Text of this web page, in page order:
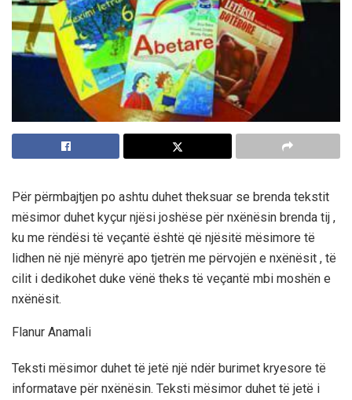
Për përmbajtjen po ashtu duhet theksuar se brenda tekstit
mësimor duhet kyçur njësi joshëse për nxënësin brenda tij ,
ku me rëndësi të veçantë është që njësitë mësimore të
lidhen në një mënyrë apo tjetrën me përvojën e nxënësit , të
cilit i dedikohet duke vënë theks të veçantë mbi moshën e
nxënësit.
Flanur Anamali
Teksti mësimor duhet të jetë një ndër burimet kryesore të
informatave për nxënësin. Teksti mësimor duhet të jetë i